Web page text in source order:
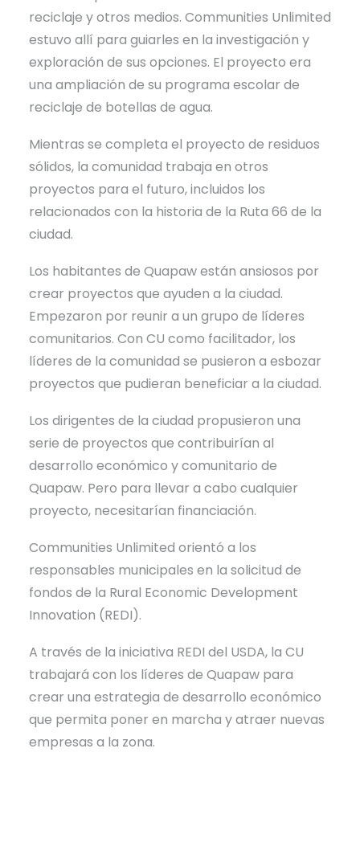
reciclaje y otros medios. Communities Unlimited
estuvo allí para guiarles en la investigación y
exploración de sus opciones. El proyecto era
una ampliación de su programa escolar de
reciclaje de botellas de agua.
Mientras se completa el proyecto de residuos
sólidos, la comunidad trabaja en otros
proyectos para el futuro, incluidos los
relacionados con la historia de la Ruta 66 de la
ciudad.
Los habitantes de Quapaw están ansiosos por
crear proyectos que ayuden a la ciudad.
Empezaron por reunir a un grupo de líderes
comunitarios. Con CU como facilitador, los
líderes de la comunidad se pusieron a esbozar
proyectos que pudieran beneficiar a la ciudad.
Los dirigentes de la ciudad propusieron una
serie de proyectos que contribuirían al
desarrollo económico y comunitario de
Quapaw. Pero para llevar a cabo cualquier
proyecto, necesitarían financiación.
Communities Unlimited orientó a los
responsables municipales en la solicitud de
fondos de la Rural Economic Development
Innovation (REDI).
A través de la iniciativa REDI del USDA, la CU
trabajará con los líderes de Quapaw para
crear una estrategia de desarrollo económico
que permita poner en marcha y atraer nuevas
empresas a la zona.